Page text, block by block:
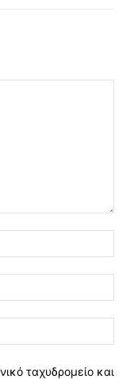
ταχυδρομείο και